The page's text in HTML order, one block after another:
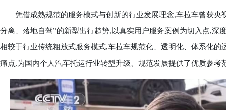
凭借成熟规范的服务模式与创新的行业发展理念,车拉车曾获央
分离、落地自驾”的新型出行趋势,以真实用户服务案例为切入点,深
相较于行业传统粗放式服务模式,车拉车规范化、透明化、体系化
痛点,为国内个人汽车托运行业转型升级、规范发展提供了优质参考